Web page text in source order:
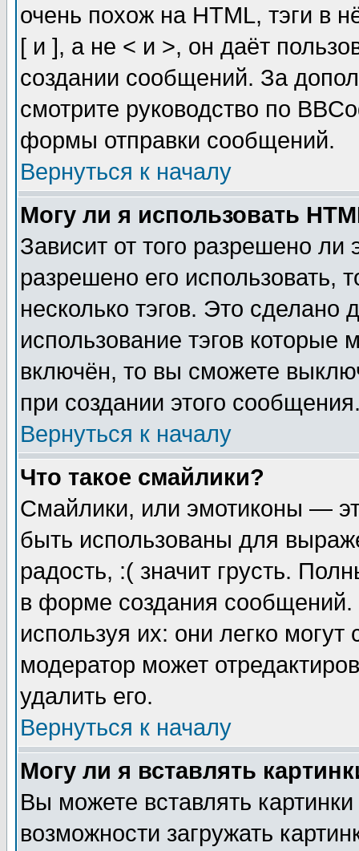
очень похож на HTML, тэги в
[ и ], а не < и >, он даёт
создании сообщений. За
смотрите руководство по
формы отправки сообщений.
Вернуться к началу
Могу ли я использовать
Зависит от того разрешено
разрешено его использовать,
несколько тэгов. Это сделано
использование тэгов
включён, то вы сможете
при создании этого
Вернуться к началу
Что такое смайлики?
Смайлики, или эмотиконы —
быть использованы для
радость, :( значит грусть.
в форме создания сообщений.
используя их: они легко
модератор может
удалить его.
Вернуться к началу
Могу ли я вставлять
Вы можете вставлять
возможности загружать